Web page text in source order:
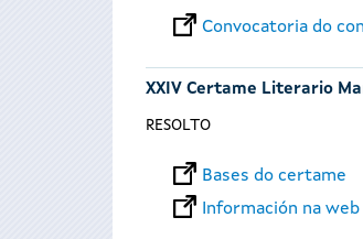
Convocatoria do
XXIV Certame Literario
RESOLTO
Bases do certame
Información na web